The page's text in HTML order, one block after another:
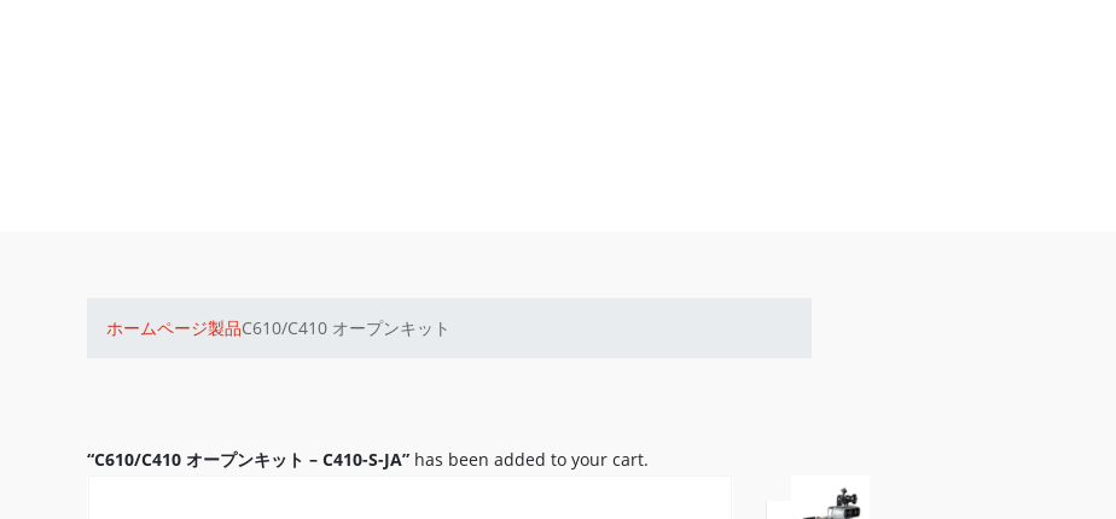
ホームページ製品C610/C410 オープンキット
“C610/C410 オープンキット – C410-S-JA” has been added to your cart.